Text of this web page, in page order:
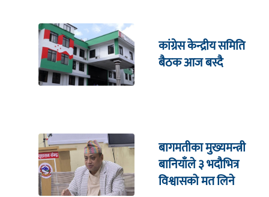
कांग्रेस केन्द्रीय समिति
बैठक आज बस्दै
बागमतीका मुख्यमन्त्री
बानियाँले ३ भदौभित्र
विश्वासको मत लिने